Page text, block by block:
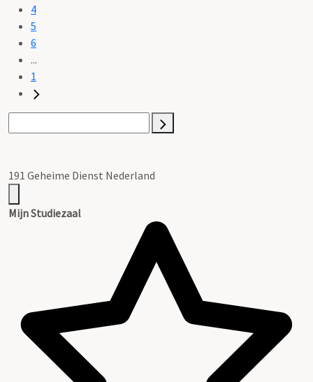
4
5
6
...
1
191 Geheime Dienst Nederland
Mijn Studiezaal